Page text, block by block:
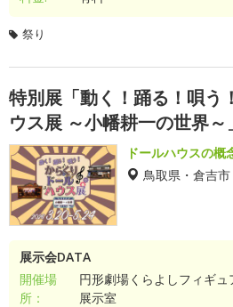
祭り
特別展「動く！踊る！唄う
ウス展 ～小幡耕一の世界～
ドールハウスの概
鳥取県・倉吉市
展示会DATA
開催場
所：
円形劇場くらよしフィギ
展示室